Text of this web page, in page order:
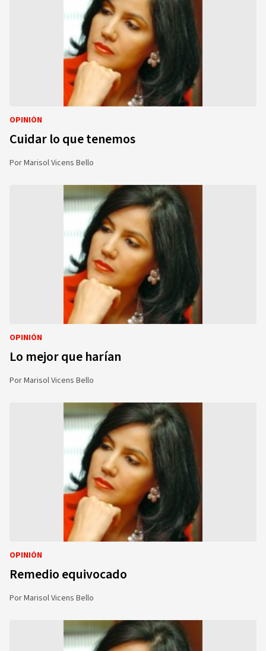
OPINIÓN
Cuidar lo que tenemos
PorMarisol Vicens Bello
OPINIÓN
Lo mejor que harían
PorMarisol Vicens Bello
OPINIÓN
Remedio equivocado
PorMarisol Vicens Bello